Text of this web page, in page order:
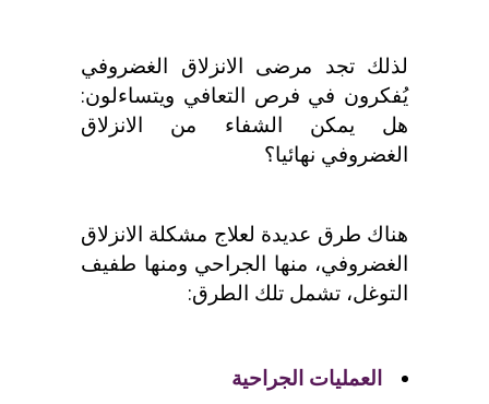
لذلك تجد مرضى الانزلاق الغضروفي
يُفكرون في فرص التعافي ويتساءلون:
هل يمكن الشفاء من الانزلاق
الغضروفي نهائيا؟
هناك طرق عديدة لعلاج مشكلة الانزلاق
الغضروفي، منها الجراحي ومنها طفيف
التوغل، تشمل تلك الطرق:
العمليات الجراحية